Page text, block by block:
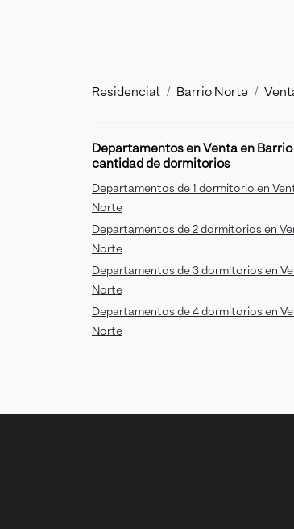
Residencial Barrio Norte
Departamentos en Venta en
cantidad de dormitorios
Departamentos de 1 dormitorio en
Norte
Departamentos de 2 dormitorios en
Norte
Departamentos de 3 dormitorios en
Norte
Departamentos de 4 dormitorios en
Norte